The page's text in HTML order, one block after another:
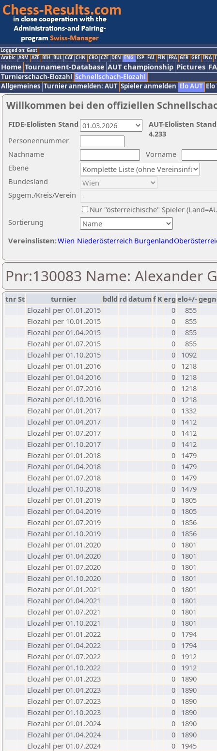
Logged on: Gast
Arabic ARM AZE BIH BUL CAT CHN CRO CZE DEN ENG ESP FAI FIN FRA GER GRE INA
Home Tournament-Database AUT championship Pictures
Turnierschach-Elozahl Schnellschach-Elozahl
Allgemeines Turnier anmelden: AUT Spieler anmelden Elo AUT
Willkommen bei den offiziellen
Nachname
Vorname
Ebene
Sortierung
Personennummer
Bundesland
Spgem./Kreis/Verein
Nur "österreichische" Spieler
Vereinslisten:Wien Niederösterreich Burgenland
AUT-Elolisten
4.233
FIDE-Elolisten Stand
Pnr:130083 Name: Alexander
tnrSt turnier bdld rd datumf Kerg elo+/-
Elozahl per 01.01.2015
0
855
Elozahl per 10.01.2015
0
855
Elozahl per 01.04.2015
0
855
Elozahl per 01.07.2015
0
855
Elozahl per 01.10.2015
0
1092
Elozahl per 01.01.2016
0
1218
Elozahl per 01.04.2016
0
1218
Elozahl per 01.07.2016
0
1218
Elozahl per 01.10.2016
0
1218
Elozahl per 01.01.2017
0
1332
Elozahl per 01.04.2017
0
1412
Elozahl per 01.07.2017
0
1412
Elozahl per 01.10.2017
0
1412
Elozahl per 01.01.2018
0
1479
Elozahl per 01.04.2018
0
1479
Elozahl per 01.07.2018
0
1479
Elozahl per 01.10.2018
0
1479
Elozahl per 01.01.2019
0
1805
Elozahl per 01.04.2019
0
1805
Elozahl per 01.07.2019
0
1856
Elozahl per 01.10.2019
0
1856
Elozahl per 01.01.2020
0
1801
Elozahl per 01.04.2020
0
1801
Elozahl per 01.07.2020
0
1801
Elozahl per 01.10.2020
0
1801
Elozahl per 01.01.2021
0
1801
Elozahl per 01.04.2021
0
1801
Elozahl per 01.07.2021
0
1801
Elozahl per 01.10.2021
0
1801
Elozahl per 01.01.2022
0
1794
Elozahl per 01.04.2022
0
1794
Elozahl per 01.07.2022
0
1912
Elozahl per 01.10.2022
0
1912
Elozahl per 01.01.2023
0
1890
Elozahl per 01.04.2023
0
1890
Elozahl per 01.07.2023
0
1890
Elozahl per 01.10.2023
0
1890
Elozahl per 01.01.2024
0
1890
Elozahl per 01.04.2024
0
1890
Elozahl per 01.07.2024
0
1945